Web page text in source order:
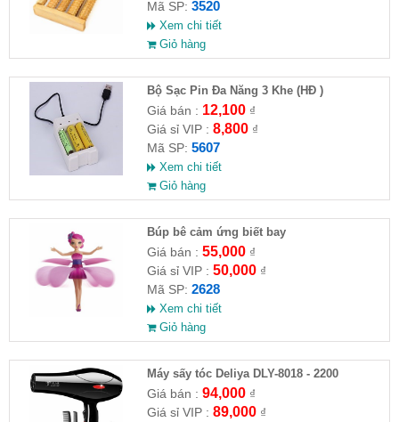
Mã SP: 3520
Xem chi tiết
Giỏ hàng
Bộ Sạc Pin Đa Năng 3 Khe (HĐ )
Giá bán : 12,100₫
Giá sỉ VIP : 8,800₫
Mã SP: 5607
Xem chi tiết
Giỏ hàng
​Búp bê cảm ứng biết bay
Giá bán : 55,000₫
Giá sỉ VIP : 50,000₫
Mã SP: 2628
Xem chi tiết
Giỏ hàng
Máy sấy tóc Deliya DLY-8018 - 2200
Giá bán : 94,000₫
Giá sỉ VIP : 89,000₫